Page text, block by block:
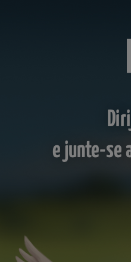
e junte-se